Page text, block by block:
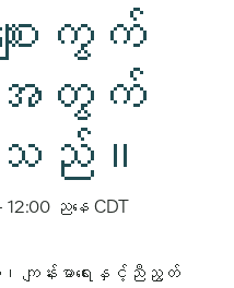
ေးကွက်
အတွက်
ည်။
12:00 ညနေ CDT
ာ၊ ကျန်းမာရေးနှင့်ညီညွတ်